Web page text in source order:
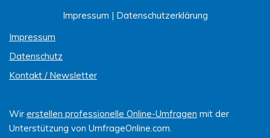
Impressum | Datenschutzerklärung
Impressum
Datenschutz
Kontakt / Newsletter
Wir erstellen professionelle Online-Umfragen mit der
Unterstützung von UmfrageOnline.com.